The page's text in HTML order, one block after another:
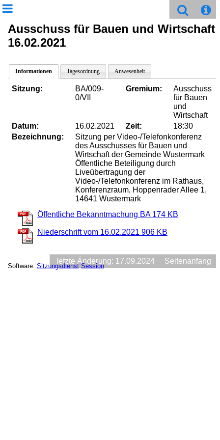
Ausschuss für Bauen und Wirtschaft
16.02.2021
Informationen Tagesordnung Anwesenheit
Sitzung:
BA/009-
0/VII
Gremium:
Ausschuss
für Bauen
und
Wirtschaft
Datum:
16.02.2021 Zeit:
18:30
Bezeichnung:
Sitzung per Video-/Telefonkonferenz
des Ausschusses für Bauen und
Wirtschaft der Gemeinde Wustermark
Öffentliche Beteiligung durch
Liveübertragung der
Video-/Telefonkonferenz im Rathaus,
Konferenzraum, Hoppenrader Allee 1,
14641 Wustermark
Öffentliche Bekanntmachung BA 174 KB
Niederschrift vom 16.02.2021 906 KB
letzte Änderung: 17.09.2024 Seitenanfang
Software: Sitzungsdienst Session